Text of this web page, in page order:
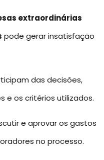
extraordinárias
pode gerar insatisfação
das decisões,
e os critérios utilizados.
e aprovar os gastos
no processo.